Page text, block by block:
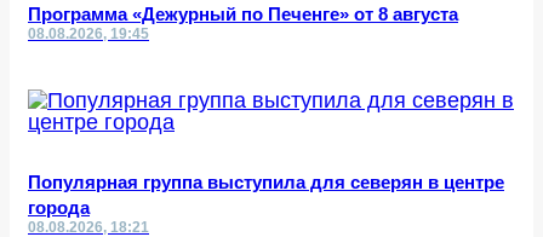
Программа «Дежурный по Печенге» от 8 августа
08.08.2026, 19:45
Популярная группа выступила для северян в центре
города
08.08.2026, 18:21